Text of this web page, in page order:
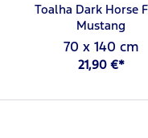
Toalha Dark Horse
Mustang
70 x 140 cm
21,90 €*